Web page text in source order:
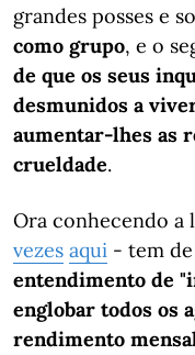
grandes posses e
como grupo, e o
de que os seus
desmunidos a
aumentar-lhes as
crueldade.
Ora conhecendo a
vezes aqui - tem
entendimento de
englobar todos os
rendimento